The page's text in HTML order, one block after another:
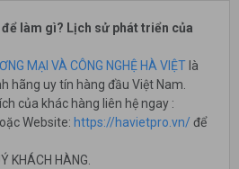
làm gì? Lịch sử phát triển của
MẠI VÀ CÔNG NGHỆ HÀ VIỆT là
hãng uy tín hàng đầu Việt Nam.
của khác hàng liên hệ ngay :
Website: https://havietpro.vn/ để
KHÁCH HÀNG.